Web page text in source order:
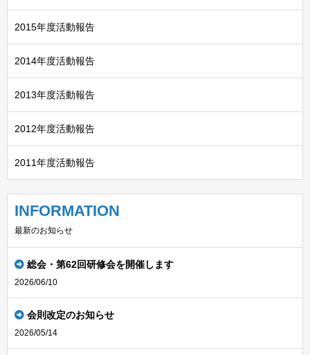
2015年度活動報告
2014年度活動報告
2013年度活動報告
2012年度活動報告
2011年度活動報告
INFORMATION
最新のお知らせ
総会・第62回研修会を開催します
2026/06/10
会則改定のお知らせ
2026/05/14